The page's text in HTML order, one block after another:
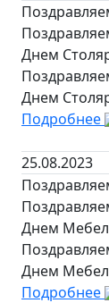
Днем
Днем
Подробнее
25.08.2023
Днем
Днем
Подробнее